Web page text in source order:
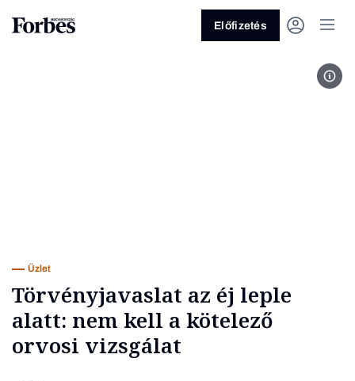
Előfizetés
Üzlet
Törvényjavaslat az éj leple
alatt: nem kell a kötelező
orvosi vizsgálat